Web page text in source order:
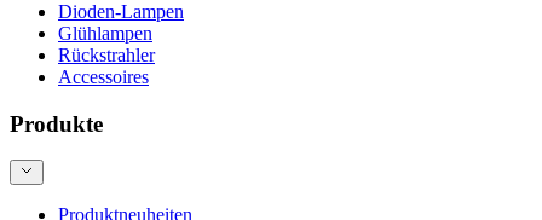
Dioden-Lampen
Glühlampen
Rückstrahler
Accessoires
Produkte
Produktneuheiten